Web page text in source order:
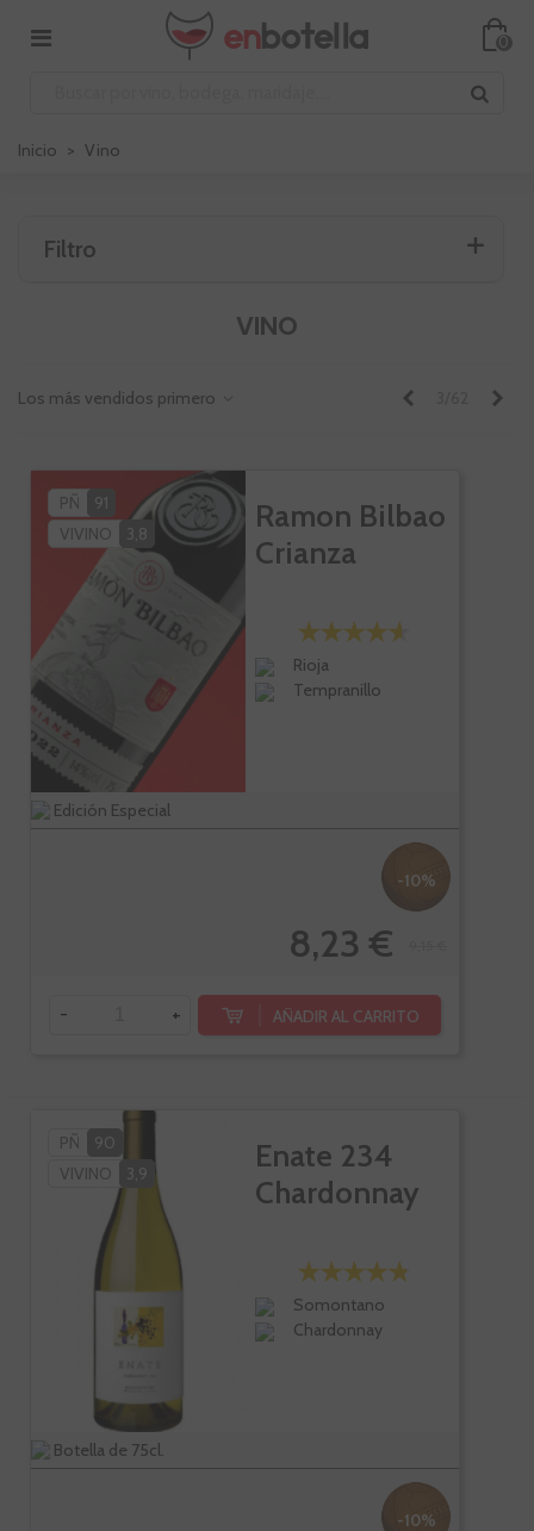
0
Inicio > Vino
Filtro
VINO
Los más vendidos primero
PÑ
91
VIVINO
3,8
Ramon Bilbao
Crianza
Rioja
Tempranillo
Edición Especial
-10%
8,23 €
- + AÑADIR AL CARRITO
PÑ
90
VIVINO
3,9
Enate 234
Chardonnay
Somontano
Chardonnay
Botella de 75cl.
-10%